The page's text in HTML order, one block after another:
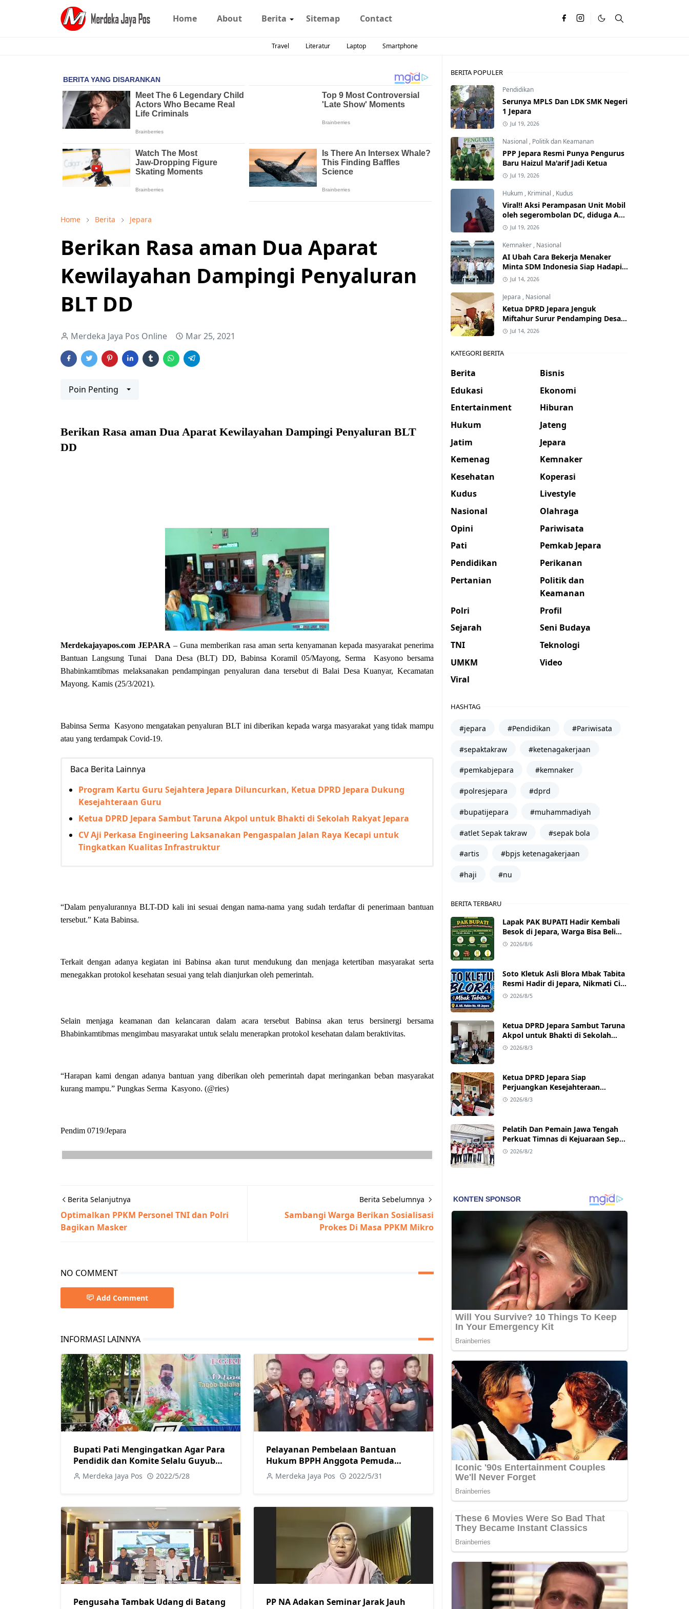
Home About Berita Sitemap Contact
Travel Literatur Laptop Smartphone
Home Berita Jepara
Berikan Rasa aman Dua Aparat
Kewilayahan Dampingi Penyaluran
BLT DD
Merdeka Jaya Pos Online Mar 25, 2021
Poin Penting
Berikan Rasa aman Dua Aparat Kewilayahan Dampingi Penyaluran BLT
DD
Merdekajayapos.com JEPARA – Guna memberikan rasa aman serta kenyamanan kepada masyarakat penerima
Bantuan Langsung Tunai Dana Desa (BLT) DD, Babinsa Koramil 05/Mayong, Serma Kasyono bersama
Bhabinkamtibmas melaksanakan pendampingan penyaluran dana tersebut di Balai Desa Kuanyar, Kecamatan
Mayong. Kamis (25/3/2021).
Babinsa Serma Kasyono mengatakan penyaluran BLT ini diberikan kepada warga masyarakat yang tidak mampu
atau yang terdampak Covid-19.
Baca Berita Lainnya
Program Kartu Guru Sejahtera Jepara Diluncurkan, Ketua DPRD Jepara Dukung
Kesejahteraan Guru
Ketua DPRD Jepara Sambut Taruna Akpol untuk Bhakti di Sekolah Rakyat Jepara
CV Aji Perkasa Engineering Laksanakan Pengaspalan Jalan Raya Kecapi untuk
Tingkatkan Kualitas Infrastruktur
“Dalam penyalurannya BLT-DD kali ini sesuai dengan nama-nama yang sudah terdaftar di penerimaan bantuan
tersebut.” Kata Babinsa.
Terkait dengan adanya kegiatan ini Babinsa akan turut mendukung dan menjaga ketertiban masyarakat serta
menegakkan protokol kesehatan sesuai yang telah dianjurkan oleh pemerintah.
Selain menjaga keamanan dan kelancaran dalam acara tersebut Babinsa akan terus bersinergi bersama
Bhabinkamtibmas mengimbau masyarakat untuk selalu menerapkan protokol kesehatan dalam beraktivitas.
“Harapan kami dengan adanya bantuan yang diberikan oleh pemerintah dapat meringankan beban masyarakat
kurang mampu.” Pungkas Serma Kasyono. (@ries)
Pendim 0719/Jepara
Berita Selanjutnya
Optimalkan PPKM Personel TNI dan Polri
Bagikan Masker
Berita Sebelumnya
Sambangi Warga Berikan Sosialisasi
Prokes Di Masa PPKM Mikro
NO COMMENT
Add Comment
INFORMASI LAINNYA
Bupati Pati Mengingatkan Agar Para
Pendidik dan Komite Selalu Guyub
Rukunb
Merdeka Jaya Pos 2022/5/28
Pelayanan Pembelaan Bantuan
Hukum BPPH Anggota Pemuda
Pancasila Jateng Gratis
Merdeka Jaya Pos 2022/5/31
Pengusaha Tambak Udang di Batang
PP NA Adakan Seminar Jarak Jauh
BERITA POPULER
Pendidikan
Serunya MPLS Dan LDK SMK Negeri
1 Jepara
Jul 19, 2026
Nasional , Politik dan Keamanan
PPP Jepara Resmi Punya Pengurus
Baru Haizul Ma'arif Jadi Ketua
Jul 19, 2026
Hukum , Kriminal , Kudus
Viral!! Aksi Perampasan Unit Mobil
oleh segerombolan DC, diduga Ada
Dalangnya
Jul 19, 2026
Kemnaker , Nasional
AI Ubah Cara Bekerja Menaker
Minta SDM Indonesia Siap Hadapi
Dunia Kerja Baru
Jul 14, 2026
Jepara , Nasional
Ketua DPRD Jepara Jenguk
Miftahur Surur Pendamping Desa
yang Sakit
Jul 14, 2026
KATEGORI BERITA
Berita
Bisnis
Edukasi
Ekonomi
Entertainment
Hiburan
Hukum
Jateng
Jatim
Jepara
Kemenag
Kemnaker
Kesehatan
Koperasi
Kudus
Livestyle
Nasional
Olahraga
Opini
Pariwisata
Pati
Pemkab Jepara
Pendidikan
Perikanan
Pertanian
Politik dan
Keamanan
Polri
Profil
Sejarah
Seni Budaya
TNI
Teknologi
UMKM
Video
Viral
HASHTAG
#jepara #Pendidikan #Pariwisata
#sepaktakraw #ketenagakerjaan
#pemkabjepara #kemnaker
#polresjepara #dprd
#bupatijepara #muhammadiyah
#atlet Sepak takraw #sepak bola
#artis #bpjs ketenagakerjaan
#haji #nu
BERITA TERBARU
Lapak PAK BUPATI Hadir Kembali
Besok di Jepara, Warga Bisa Beli
Beras hingga Minyak Goreng
2026/8/6
Soto Kletuk Asli Blora Mbak Tabita
Resmi Hadir di Jepara, Nikmati Cita
Rasa Autentik Mulai Rp10 Ribu
2026/8/5
Ketua DPRD Jepara Sambut Taruna
Akpol untuk Bhakti di Sekolah
Rakyat Jepara
2026/8/3
Ketua DPRD Jepara Siap
Perjuangkan Kesejahteraan
Satlinmas Jepara
2026/8/3
Pelatih Dan Pemain Jawa Tengah
Perkuat Timnas di Kejuaraan Sepak
takraw Internasional
2026/8/2